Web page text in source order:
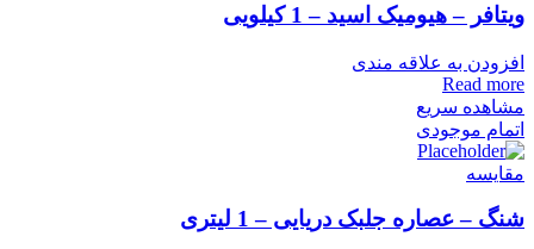
ویتافر – هیومیک اسید – 1 کیلویی
افزودن به علاقه مندی
Read more
مشاهده سریع
اتمام موجودی
مقایسه
شنگ – عصاره جلبک دریایی – 1 لیتری